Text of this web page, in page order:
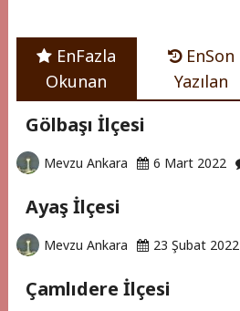
5
EnFazla
Okunan
EnSon
Yazılan
Gölbaşı İlçesi
Mevzu Ankara 6 Mart 2022
Ayaş İlçesi
Mevzu Ankara 23 Şubat 2022
Çamlıdere İlçesi